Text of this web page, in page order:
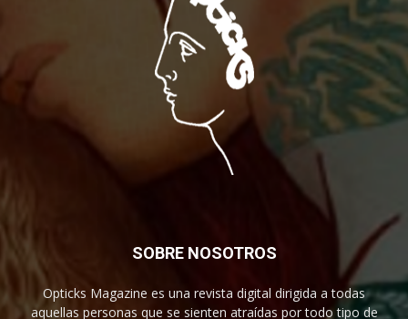
SOBRE NOSOTROS
Opticks Magazine es una revista digital dirigida a todas
aquellas personas que se sienten atraídas por todo tipo de